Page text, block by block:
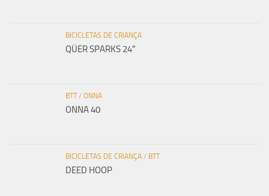
BICICLETAS DE CRIANÇA
QÜER SPARKS 24″
BTT/ ONNA
ONNA 40
BICICLETAS DE CRIANÇA / BTT
DEED HOOP